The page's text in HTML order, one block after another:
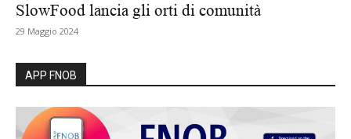
SlowFood lancia gli orti di comunità
29 Maggio 2024
APP FNOB